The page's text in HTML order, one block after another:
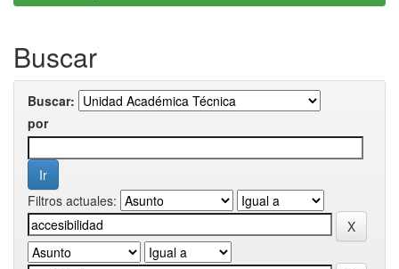
Buscar
Buscar:
por
Filtros actuales: